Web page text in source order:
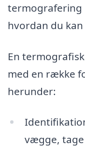
termografering
hvordan du
En
med en række
herunder:
vægge,